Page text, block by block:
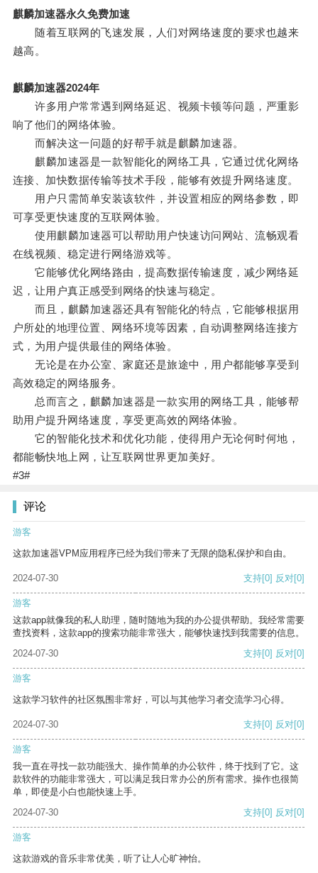
麒麟加速器永久免费加速
随着互联网的飞速发展，人们对网络速度的要求也越来
越高。
麒麟加速器2024年
许多用户常常遇到网络延迟、视频卡顿等问题，严重影
响了他们的网络体验。
而解决这一问题的好帮手就是麒麟加速器。
麒麟加速器是一款智能化的网络工具，它通过优化网络
连接、加快数据传输等技术手段，能够有效提升网络速度。
用户只需简单安装该软件，并设置相应的网络参数，即
可享受更快速度的互联网体验。
使用麒麟加速器可以帮助用户快速访问网站、流畅观看
在线视频、稳定进行网络游戏等。
它能够优化网络路由，提高数据传输速度，减少网络延
迟，让用户真正感受到网络的快速与稳定。
而且，麒麟加速器还具有智能化的特点，它能够根据用
户所处的地理位置、网络环境等因素，自动调整网络连接方
式，为用户提供最佳的网络体验。
无论是在办公室、家庭还是旅途中，用户都能够享受到
高效稳定的网络服务。
总而言之，麒麟加速器是一款实用的网络工具，能够帮
助用户提升网络速度，享受更高效的网络体验。
它的智能化技术和优化功能，使得用户无论何时何地，
都能畅快地上网，让互联网世界更加美好。
#3#
评论
游客
这款加速器VPM应用程序已经为我们带来了无限的隐私保护和自由。
2024-07-30 支持[0] 反对[0]
游客
这款app就像我的私人助理，随时随地为我的办公提供帮助。我经常需要
查找资料，这款app的搜索功能非常强大，能够快速找到我需要的信息。
2024-07-30
支持[0] 反对[0]
游客
这款学习软件的社区氛围非常好，可以与其他学习者交流学习心得。
2024-07-30 支持[0] 反对[0]
游客
我一直在寻找一款功能强大、操作简单的办公软件，终于找到了它。这
款软件的功能非常强大，可以满足我日常办公的所有需求。操作也很简
单，即使是小白也能快速上手。
2024-07-30
支持[0] 反对[0]
游客
这款游戏的音乐非常优美，听了让人心旷神怡。